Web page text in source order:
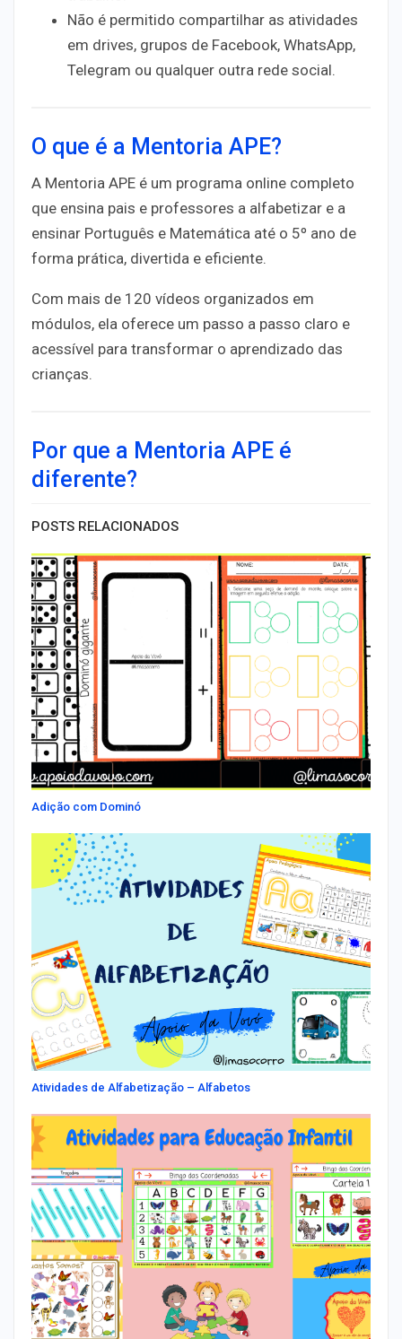
Não é permitido compartilhar as atividades
em drives, grupos de Facebook, WhatsApp,
Telegram ou qualquer outra rede social.
O que é a Mentoria APE?
A Mentoria APE é um programa online completo
que ensina pais e professores a alfabetizar e a
ensinar Português e Matemática até o 5º ano de
forma prática, divertida e eficiente.
Com mais de 120 vídeos organizados em
módulos, ela oferece um passo a passo claro e
acessível para transformar o aprendizado das
crianças.
Por que a Mentoria APE é
diferente?
POSTS RELACIONADOS
Adição com Dominó
Atividades de Alfabetização – Alfabetos